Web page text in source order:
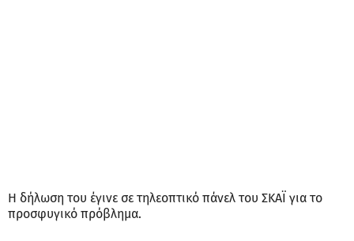
Η δήλωση του έγινε σε τηλεοπτικό πάνελ του ΣΚΑΪ για το
προσφυγικό πρόβλημα.